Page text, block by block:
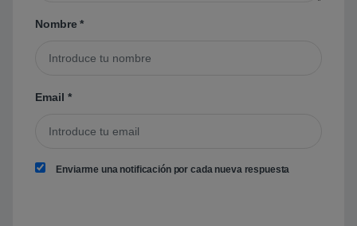
Nombre*
Email *
Enviarme una notificación por cada nueva respuesta